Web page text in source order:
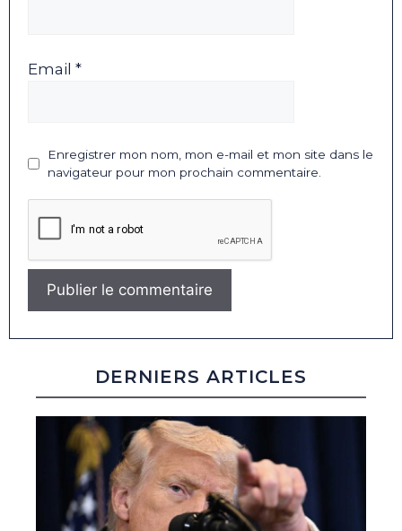
Email *
Enregistrer mon nom, mon e-mail et mon site dans le
navigateur pour mon prochain commentaire.
DERNIERS ARTICLES